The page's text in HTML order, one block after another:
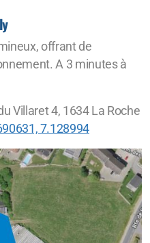
offrant de
A 3 minutes à
Villaret 4, 1634 La Roche
7.128994